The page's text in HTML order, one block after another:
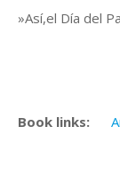
»Así,el Día del
Book links: